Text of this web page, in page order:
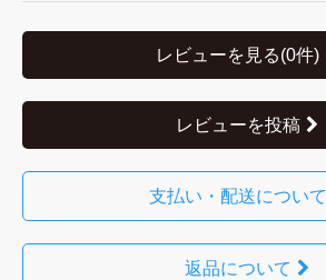
レビューを見る(0件)
レビューを投稿
支払い・配送について
返品について